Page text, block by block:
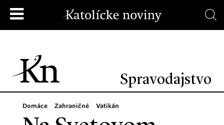
Spravodajstvo
Domáce Zahraničné Vatikán